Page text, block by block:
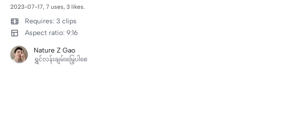
2023-07-17, 7 uses, 3 likes.
Requires: 3 clips
Aspect ratio: 9:16
Nature Z Gao
ရွှင်လန်းချမ်းမြေ့ပါစေ